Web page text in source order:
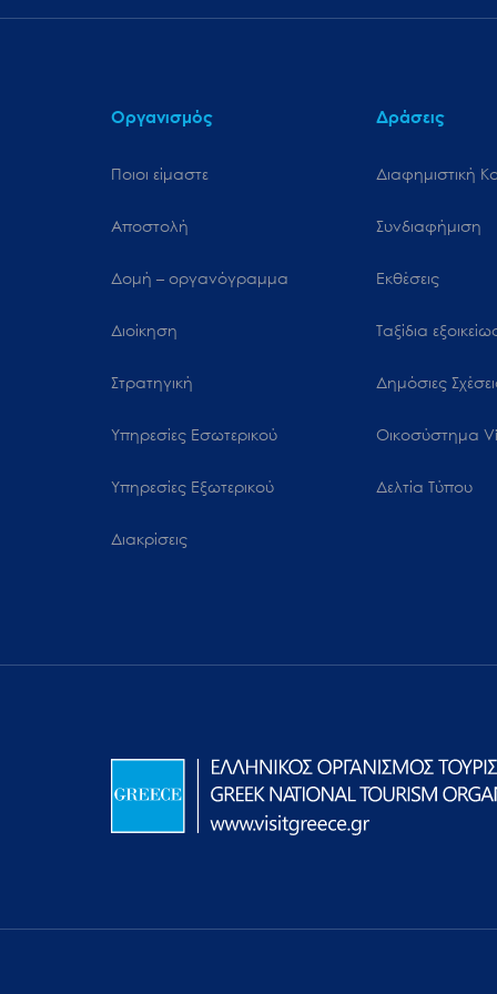
Οργανισμός
Ποιοι είμαστε
Αποστολή
Δομή – οργανόγραμμα
Διοίκηση
Στρατηγική
Υπηρεσίες Εσωτερικού
Υπηρεσίες Εξωτερικού
Διακρίσεις
Δράσεις
Διαφημιστική
Συνδιαφήμιση
Εκθέσεις
Ταξίδια
Δημόσιες
Oικοσύστημα
Δελτία Τύπου